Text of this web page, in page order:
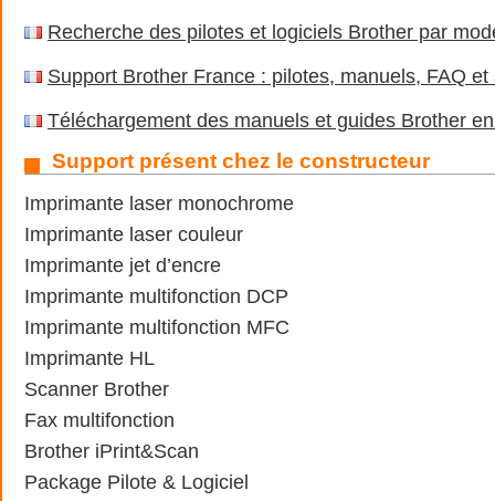
Recherche des pilotes et logiciels Brother par
Support Brother France : pilotes, manuels, FAQ et
Téléchargement des manuels et guides Brother
Support présent chez le constructeur
Imprimante laser monochrome
Imprimante laser couleur
Imprimante jet d’encre
Imprimante multifonction DCP
Imprimante multifonction MFC
Imprimante HL
Scanner Brother
Fax multifonction
Brother iPrint&Scan
Package Pilote & Logiciel